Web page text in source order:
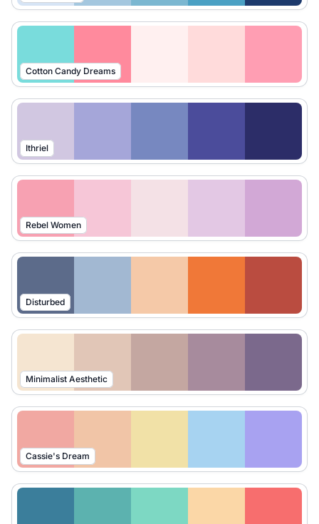
Cotton Candy Dreams
Ithriel
Rebel Women
Disturbed
Minimalist Aesthetic
Cassie's Dream